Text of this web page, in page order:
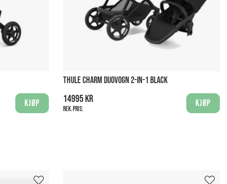
Kjøp
THULE CHARM DUOVOGN 2-IN-1 BLACK
14995 kr
Rek. pris:
Kjøp